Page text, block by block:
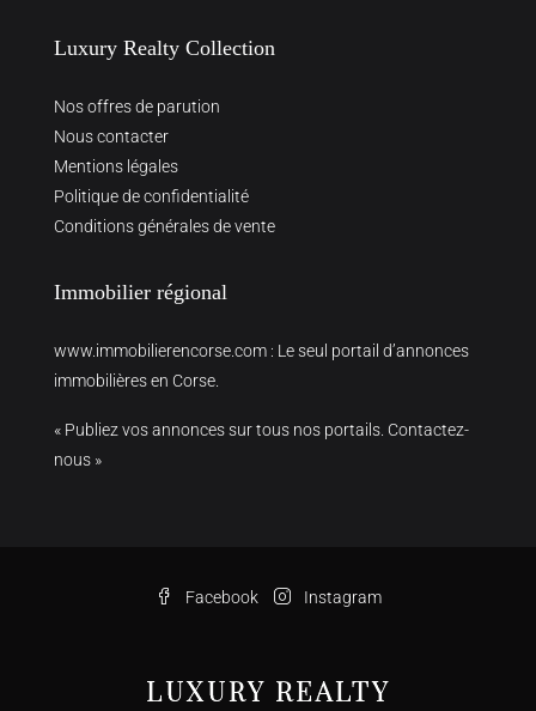
Luxury Realty Collection
Nos offres de parution
Nous contacter
Mentions légales
Politique de confidentialité
Conditions générales de vente
Immobilier régional
www.immobilierencorse.com : Le seul portail d’annonces
immobilières en Corse.
« Publiez vos annonces sur tous nos portails. Contactez-
nous »
Facebook Instagram